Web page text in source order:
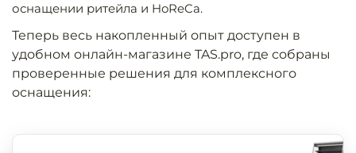
оснащении ритейла и HoReCa.
Теперь весь накопленный опыт доступен в
удобном онлайн-магазине TAS.pro, где собраны
проверенные решения для комплексного
оснащения: